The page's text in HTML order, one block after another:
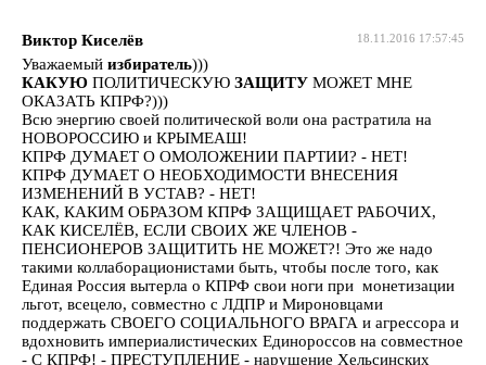
18.11.2016 17:57:45
Виктор Киселёв
Уважаемый избиратель)))
КАКУЮ ПОЛИТИЧЕСКУЮ ЗАЩИТУ МОЖЕТ МНЕ
ОКАЗАТЬ КПРФ?)))
Всю энергию своей политической воли она растратила на
НОВОРОССИЮ и КРЫМЕАШ!
КПРФ ДУМАЕТ О ОМОЛОЖЕНИИ ПАРТИИ? - НЕТ!
КПРФ ДУМАЕТ О НЕОБХОДИМОСТИ ВНЕСЕНИЯ
ИЗМЕНЕНИЙ В УСТАВ? - НЕТ!
КАК, КАКИМ ОБРАЗОМ КПРФ ЗАЩИЩАЕТ РАБОЧИХ,
КАК КИСЕЛЁВ, ЕСЛИ СВОИХ ЖЕ ЧЛЕНОВ -
ПЕНСИОНЕРОВ ЗАЩИТИТЬ НЕ МОЖЕТ?! Это же надо
такими коллаборационистами быть, чтобы после того, как
Единая Россия вытерла о КПРФ свои ноги при монетизации
льгот, всецело, совместно с ЛДПР и Мироновцами
поддержать СВОЕГО СОЦИАЛЬНОГО ВРАГА и агрессора и
вдохновить империалистических Единороссов на совместное
- С КПРФ! - ПРЕСТУПЛЕНИЕ - нарушение Хельсинских